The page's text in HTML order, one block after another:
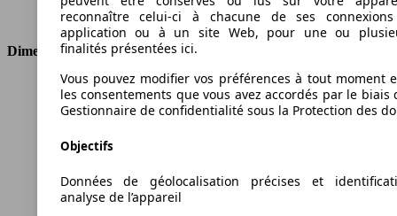
Type de traction
Traction avant
Dimensions
Longueur
3969 mm
Hauteur
1433 mm
Empattement
Charge maximale
537 kg
Portes
reconnaître celui-ci à chacune de ses
application ou à un site Web, pour une ou
finalités présentées ici.
Vous pouvez modifier vos préférences à tout moment
les consentements que vous avez accordés par le biais
Gestionnaire de confidentialité sous la Protection des
Objectifs
Données de géolocalisation précises et
analyse de l’appareil